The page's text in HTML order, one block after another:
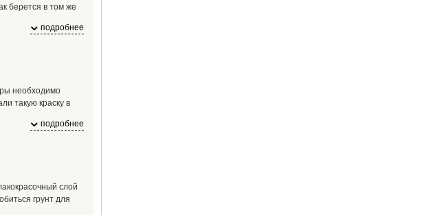
берется в том же
мл, укажите это в
подробнее
необходимо
такую краску в
1 баллон лака.
подробнее
слой
грунт для